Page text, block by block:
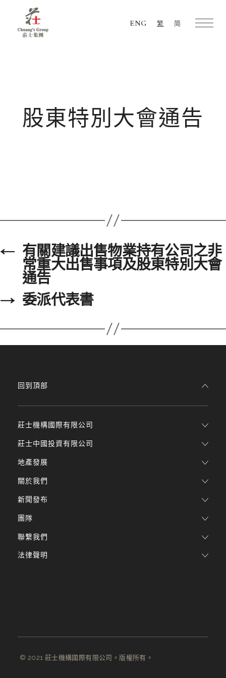
ENG 繁 简
股東特別大會通告
← 有關建議出售物業持有公司之非
常重大出售事項及股東特別大會
通告
→ 委派代表書
莊士機構國際有限公司
莊士中國投資有限公司
地產發展
關於我們
新聞發布
團隊
回到頂部
聯繫我們
法律聲明
© 2021 莊士機構國際有限公司。版權所有。